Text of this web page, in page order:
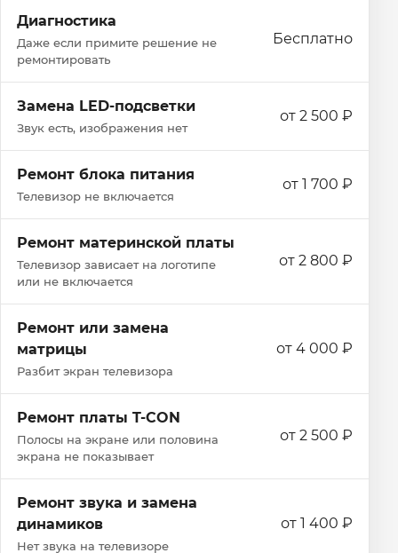
Диагностика
Даже если примите решение не
ремонтировать
Бесплатно
Замена LED-подсветки
Звук есть, изображения нет
от 2 500 ₽
Ремонт блока питания
Телевизор не включается
от 1 700 ₽
Ремонт материнской платы
Телевизор зависает на логотипе
или не включается
от 2 800 ₽
Ремонт или замена
матрицы
Разбит экран телевизора
от 4 000 ₽
Ремонт платы T-CON
Полосы на экране или половина
экрана не показывает
от 2 500 ₽
Ремонт звука и замена
динамиков
Нет звука на телевизоре
от 1 400 ₽